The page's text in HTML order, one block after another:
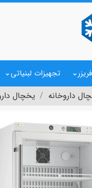
فریزر تجهیزات لبنیاتی
داروخانه یخچال